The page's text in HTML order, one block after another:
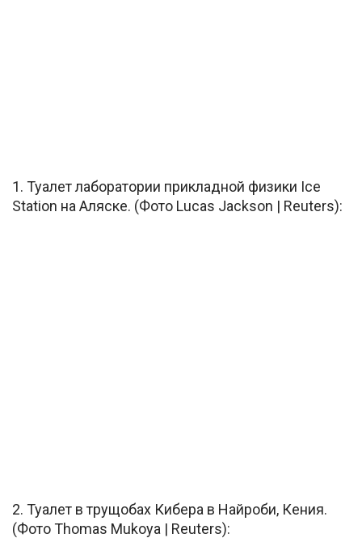
1. Туалет лаборатории прикладной физики Ice
Station на Аляске. (Фото Lucas Jackson | Reuters):
2. Туалет в трущобах Кибера в Найроби, Кения.
(Фото Thomas Mukoya | Reuters):